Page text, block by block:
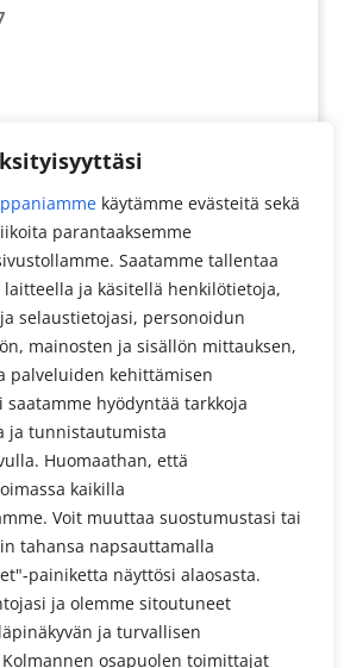
käytämme evästeitä sekä
parantaaksemme
Saatamme tallentaa
ja käsitellä henkilötietoja,
selaustietojasi, personoidun
mainosten ja sisällön mittauksen,
palveluiden kehittämisen
hyödyntää tarkkoja
ja tunnistautumista
Huomaathan, että
kaikilla
Voit muuttaa suostumustasi tai
tahansa napsauttamalla
painiketta näyttösi alaosasta.
ja olemme sitoutuneet
ja turvallisen
osapuolen toimittajat